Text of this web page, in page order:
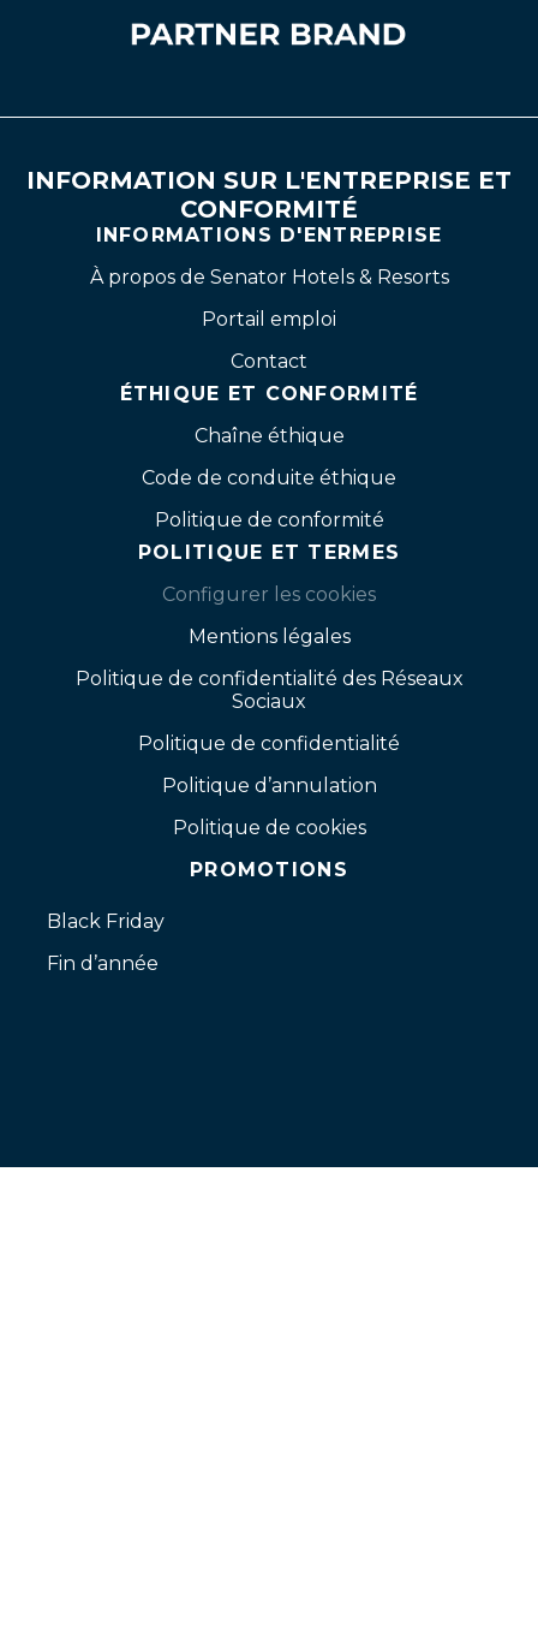
INFORMATION SUR L'ENTREPRISE ET
CONFORMITÉ
INFORMATIONS D'ENTREPRISE
À propos de Senator Hotels & Resorts
Portail emploi
Contact
ÉTHIQUE ET CONFORMITÉ
Chaîne éthique
Code de conduite éthique
Politique de conformité
POLITIQUE ET TERMES
Configurer les cookies
Mentions légales
Politique de confidentialité des Réseaux
Sociaux
Politique de confidentialité
Politique d’annulation
Politique de cookies
PROMOTIONS
Black Friday
Fin d’année